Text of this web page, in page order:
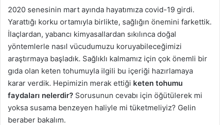
2020 senesinin mart ayında hayatımıza covid-19 girdi.
Yarattığı korku ortamıyla birlikte, sağlığın önemini farkettik.
İlaçlardan, yabancı kimyasallardan sıkılınca doğal
yöntemlerle nasıl vücudumuzu koruyabileceğimizi
araştırmaya başladık. Sağlıklı kalmamız için çok önemli bir
gıda olan keten tohumuyla ilgili bu içeriği hazırlamaya
karar verdik. Hepimizin merak ettiği keten tohumu
faydaları nelerdir? Sorusunun cevabı için öğütülerek mi
yoksa susama benzeyen haliyle mi tüketmeliyiz? Gelin
beraber bakalım.